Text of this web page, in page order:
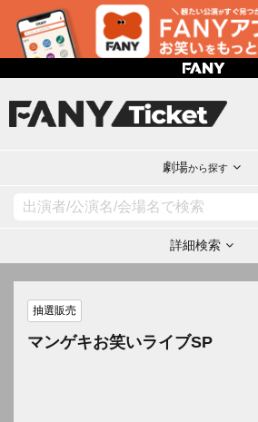
劇場から探す
詳細検索
抽選販売
マンゲキお笑いライブSP